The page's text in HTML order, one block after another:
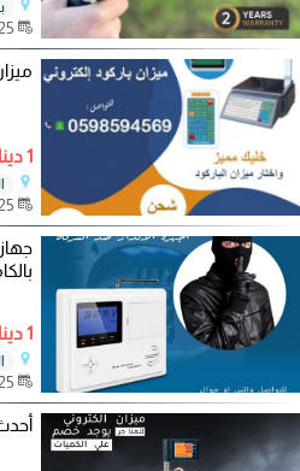
1 دينار
1 دينار